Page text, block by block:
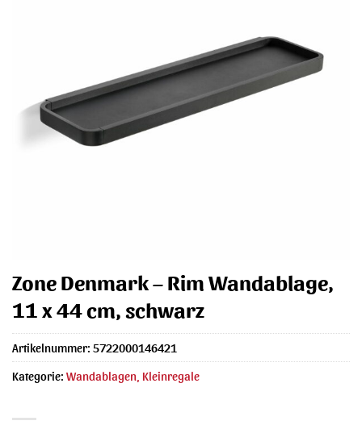
Zone Denmark – Rim Wandablage,
11 x 44 cm, schwarz
Artikelnummer: 5722000146421
Kategorie: Wandablagen, Kleinregale